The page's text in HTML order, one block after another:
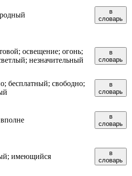
в
словарь
освещение; огонь;
незначительный
в
словарь
бесплатный; свободно;
в
словарь
в
словарь
имеющийся
в
словарь